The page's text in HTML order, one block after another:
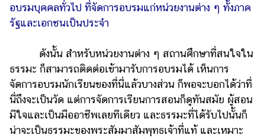
อบรมบุคคลทั่วไป ที่จัดการอบรมแก่หน่วยงานต่าง ๆ ทั้งภาค
รัฐและเอกชนเป็นประจำ
ดังนั้น สำหรับหน่วยงานต่าง ๆ สถานศึกษาที่สนใจใน
ธรรมะ ก็สามารถติดต่อเข้ามารับการอบรมได้ เห็นการ
จัดการอบรมนักเรียนของที่นี่แล้วบางส่วน ก็พอจะบอกได้ว่าที่
นี่ถึงจะเป็นวัด แต่การจัดการเรียนการสอนก็ดูทันสมัย ผู้สอน
มีใจและเป็นมืออาชีพเลยทีเดียว และธรรมะที่ได้รับไปนั้นก็
น่าจะเป็นธรรมะของพระสัมมาสัมพุทธเจ้าที่แท้ และเหมาะ